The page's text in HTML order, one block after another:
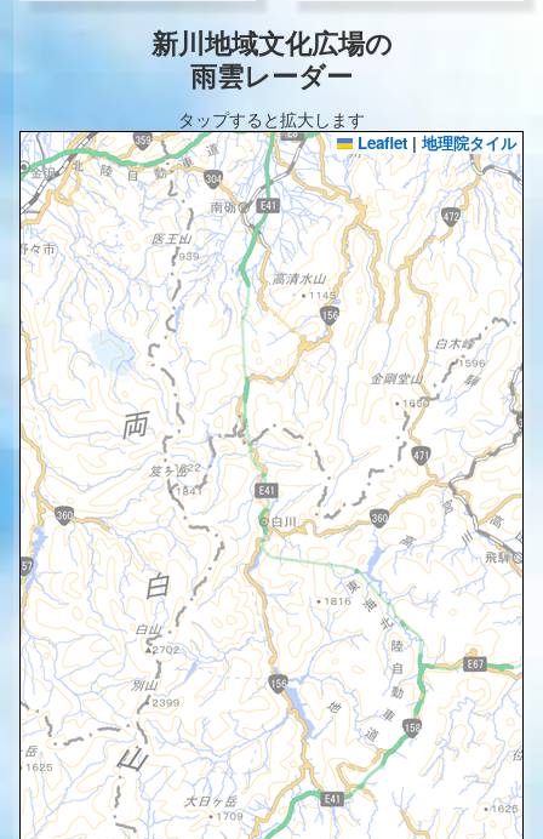
新川地域文化広場の
雨雲レーダー
タップすると拡大します
Leaflet | 地理院タイル